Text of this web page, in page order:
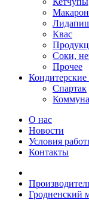
Квас
Соки,
Прочее
Кондитерские
Спартак
О нас
Новости
Условия
Контакты
Гродненский